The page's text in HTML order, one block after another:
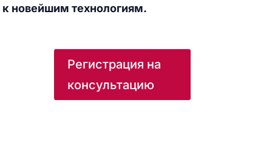
новейшим технологиям.
Регистрация на
консультацию